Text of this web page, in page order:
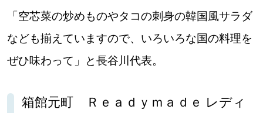
「空芯菜の炒めものやタコの刺身の韓国風サラダ
なども揃えていますので、いろいろな国の料理を
ぜひ味わって」と長谷川代表。
箱館元町 Ｒｅａｄｙｍａｄｅ レディ